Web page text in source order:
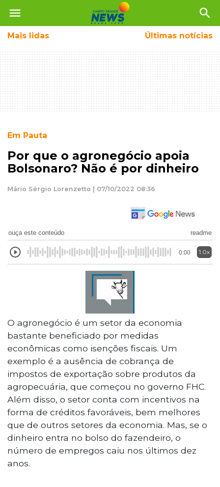
menu search
Mais lidas Últimas notícias
Em Pauta
Por que o agronegócio apoia
Bolsonaro? Não é por dinheiro
Mário Sérgio Lorenzetto | 07/10/2022 08:36
ouça este conteúdo readme
0:00 1.0x
O agronegócio é um setor da economia
bastante beneficiado por medidas
econômicas como isenções fiscais. Um
exemplo é a ausência de cobrança de
impostos de exportação sobre produtos da
agropecuária, que começou no governo FHC.
Além disso, o setor conta com incentivos na
forma de créditos favoráveis, bem melhores
que de outros setores da economia. Mas, se o
dinheiro entra no bolso do fazendeiro, o
número de empregos caiu nos últimos dez
anos.